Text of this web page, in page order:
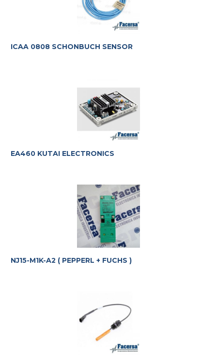
ICAA 0808 SCHONBUCH SENSOR
EA460 KUTAI ELECTRONICS
NJ15-M1K-A2 ( PEPPERL + FUCHS )